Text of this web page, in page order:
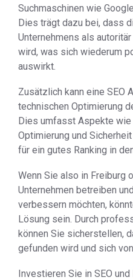
Suchmaschinen wie
Dies trägt dazu bei, dass
Unternehmens als
wird, was sich wiederum
auswirkt.
Zusätzlich kann eine SEO
technischen Optimierung
Dies umfasst Aspekte
Optimierung und
für ein gutes Ranking in
Wenn Sie also in Freiburg
Unternehmen betreiben
verbessern möchten,
Lösung sein. Durch
können Sie sicherstellen,
gefunden wird und sich
Investieren Sie in SEO